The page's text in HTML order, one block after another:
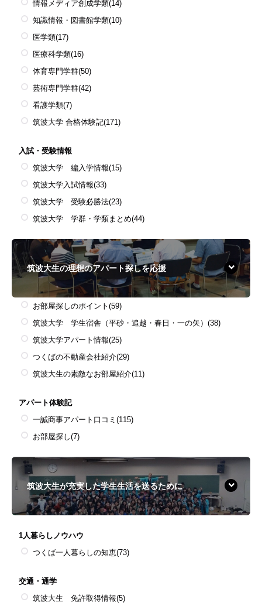
情報メディア創成学類(14)
知識情報・図書館学類(10)
医学類(17)
医療科学類(16)
体育専門学群(50)
芸術専門学群(42)
看護学類(7)
筑波大学 合格体験記(171)
入試・受験情報
筑波大学 編入学情報(15)
筑波大学入試情報(33)
筑波大学 受験必勝法(23)
筑波大学 学群・学類まとめ(44)
筑波大生の理想のアパート探しを応援
お部屋探しのポイント (59)
筑波大学 学生宿舎（平砂・追越・春日・一の矢） (38)
筑波大学アパート情報(25)
つくばの不動産会社紹介(29)
筑波大生の素敵なお部屋紹介(11)
アパート体験記
一誠商事アパート口コミ (115)
お部屋探し(7)
筑波大生が充実した学生生活を送るために
1人暮らしノウハウ
つくば一人暮らしの知恵(73)
交通・通学
筑波大生 免許取得情報(5)